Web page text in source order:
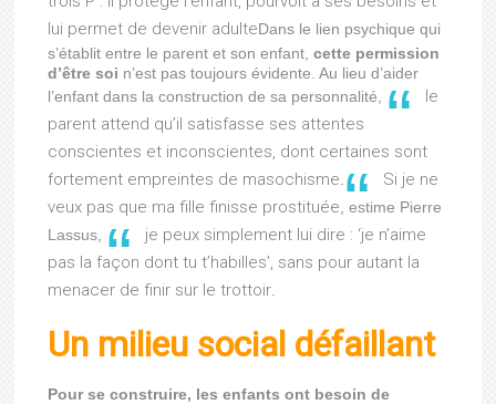
lui permet de devenir adulteDans le lien psychique qui
s’établit entre le parent et son enfant,cette permission
d’être soi n’est pas toujours évidente. Au lieu d’aider
l’enfant dans la construction de sa personnalité,
le
parent attend qu’il satisfasse ses attentes
conscientes et inconscientes, dont certaines sont
fortement empreintes de masochisme
Si je ne
veux pas que ma fille finisse prostituée , estime Pierre
Lassus,
je peux simplement lui dire : ‘je n’aime
pas la façon dont tu t’habilles’, sans pour autant la
menacer de finir sur le trottoir
Un milieu social défaillant
Pour se construire, les enfants ont besoin de